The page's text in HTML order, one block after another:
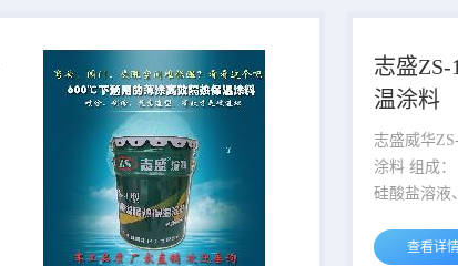
率高的微化
数，仅为
测），隔热
提高热量利
80%。且具...
志盛
温涂料
志盛威华
涂料 组成： 由特制合成的无机
硅酸盐溶液
而成。水性环保。
查看详